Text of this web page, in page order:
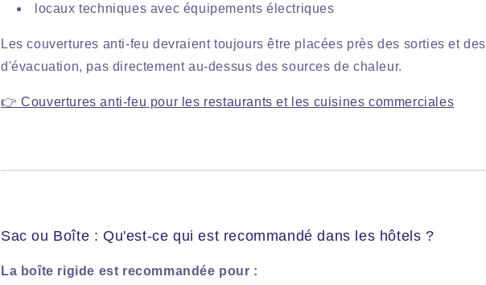
locaux techniques avec équipements électriques
Les couvertures anti-feu devraient toujours être placées près des sorties et
d'évacuation, pas directement au-dessus des sources de chaleur.
👉 Couvertures anti-feu pour les restaurants et les cuisines commerciales
Sac ou Boîte : Qu'est-ce qui est recommandé dans les hôtels ?
La boîte rigide est recommandée pour :